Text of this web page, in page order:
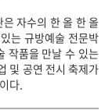
자수의 한 올 한 올
는 규방예술 전문박
작품을 만날 수 있는
및 공연 전시 축제가
다.